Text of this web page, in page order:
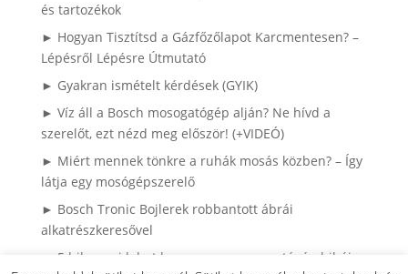
és tartozékok
► Hogyan Tisztítsd a Gázfőzőlapot Karcmentesen? –
Lépésről Lépésre Útmutató
► Gyakran ismételt kérdések (GYIK)
► Víz áll a Bosch mosogatógép alján? Ne hívd a
szerelőt, ezt nézd meg először! (+VIDEÓ)
► Miért mennek tönkre a ruhák mosás közben? – Így
látja egy mosógépszerelő
► Bosch Tronic Bojlerek robbantott ábrái
alkatrészkeresővel
► 5 hiba ami lehet hogy nem a mosogatógép hibája: